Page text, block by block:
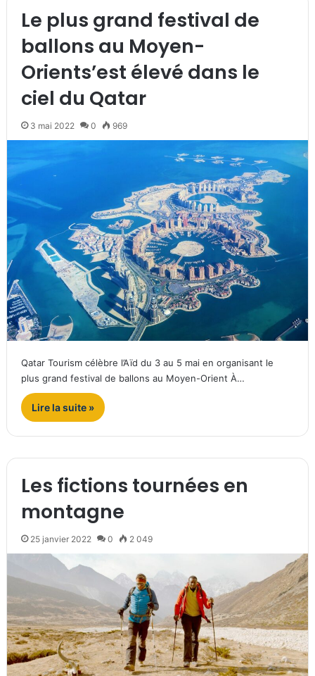
Le plus grand festival de
ballons au Moyen-
Orients’est élevé dans le
ciel du Qatar
3 mai 2022 0 969
Qatar Tourism célèbre l’Aïd du 3 au 5 mai en organisant le
plus grand festival de ballons au Moyen-Orient À…
Lire la suite »
Les fictions tournées en
montagne
25 janvier 2022 0 2 049